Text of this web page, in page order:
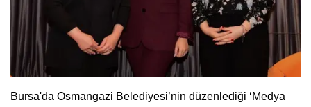
Bursa'da Osmangazi Belediyesi’nin düzenlediği ‘Medya